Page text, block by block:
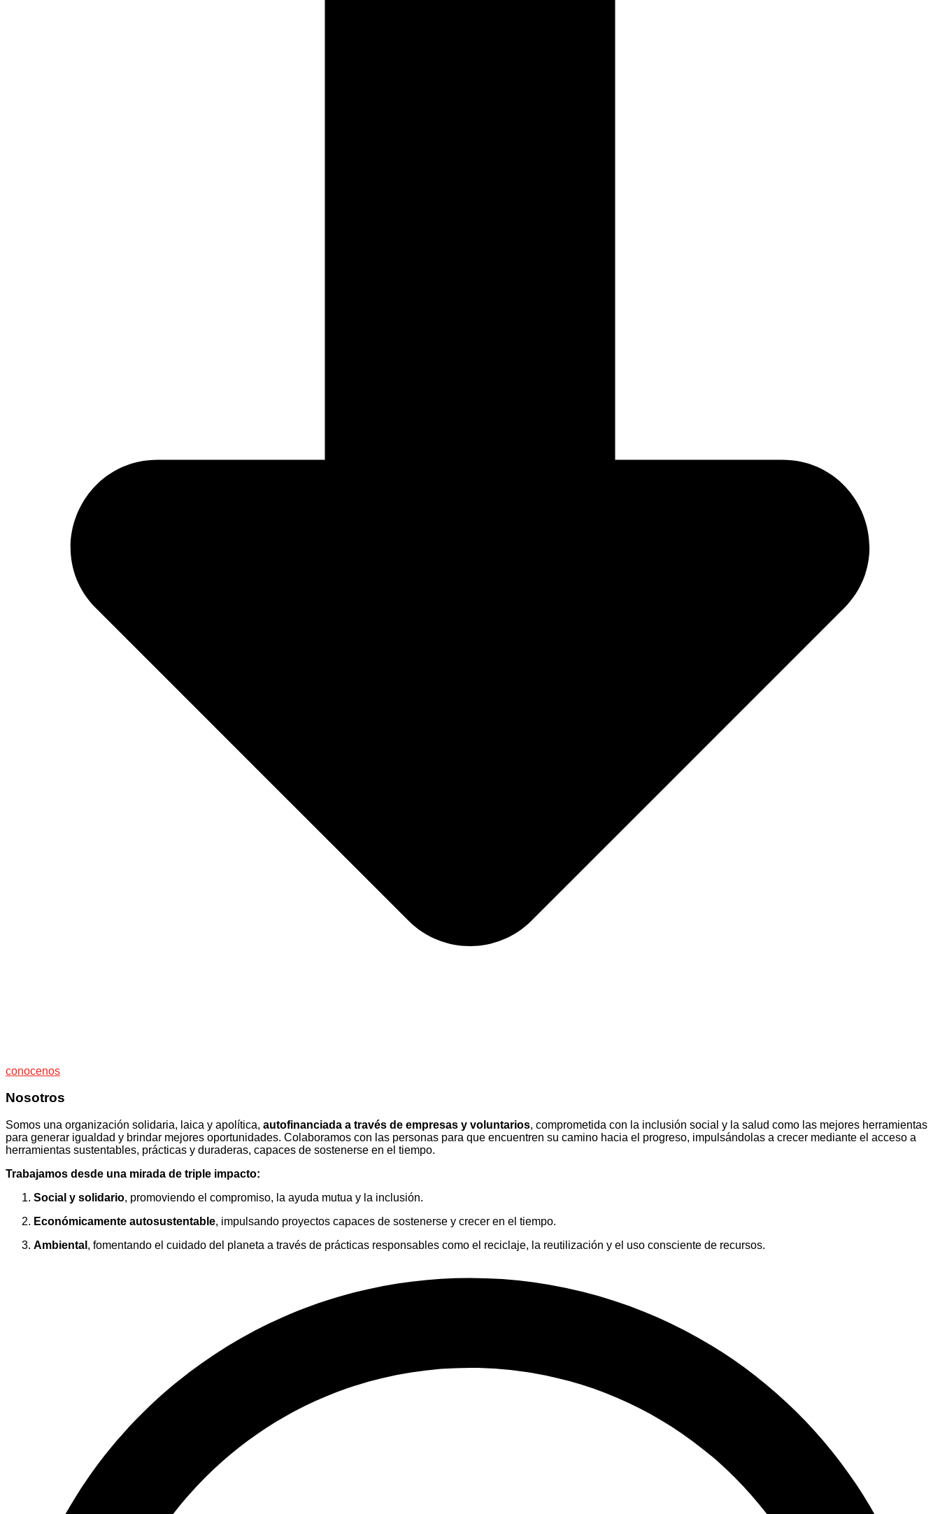
conocenos
Nosotros
Somos una organización solidaria, laica y apolítica, autofinanciada a través de empresas y voluntarios, comprometida con la inclusión social y la salud como las mejores herramientas
para generar igualdad y brindar mejores oportunidades. Colaboramos con las personas para que encuentren su camino hacia el progreso, impulsándolas a crecer mediante el acceso a
herramientas sustentables, prácticas y duraderas, capaces de sostenerse en el tiempo.
Trabajamos desde una mirada de triple impacto:
Social y solidario, promoviendo el compromiso, la ayuda mutua y la inclusión.
Económicamente autosustentable, impulsando proyectos capaces de sostenerse y crecer en el tiempo.
Ambiental , fomentando el cuidado del planeta a través de prácticas responsables como el reciclaje, la reutilización y el uso consciente de recursos.